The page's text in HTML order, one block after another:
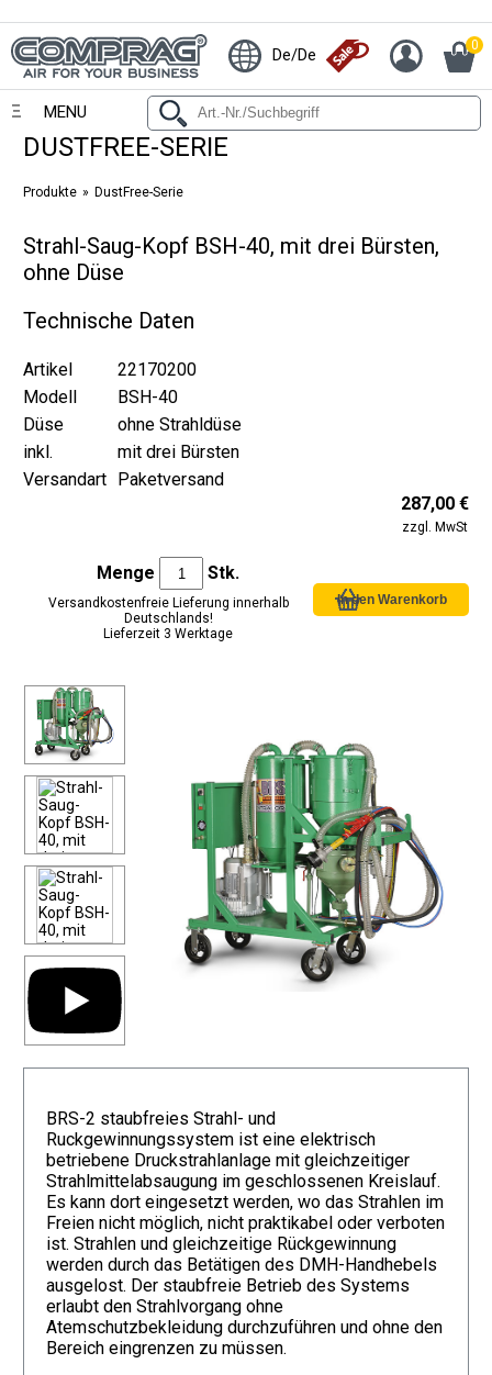
De/De 0
MENU
DUSTFREE-SERIE
Produkte DustFree-Serie
Strahl-Saug-Kopf BSH-40, mit drei Bürsten,
ohne Düse
Technische Daten
Artikel
22170200
Modell
BSH-40
Düse
ohne Strahldüse
inkl.
mit drei Bürsten
Versandart Paketversand
287,00 €
zzgl. MwSt
Menge Stk.
Versandkostenfreie Lieferung innerhalb
Deutschlands!
Lieferzeit 3 Werktage
BRS-2 staubfreies Strahl- und
Ruckgewinnungssystem ist eine elektrisch
betriebene Druckstrahlanlage mit gleichzeitiger
Strahlmittelabsaugung im geschlossenen Kreislauf.
Es kann dort eingesetzt werden, wo das Strahlen im
Freien nicht möglich, nicht praktikabel oder verboten
ist. Strahlen und gleichzeitige Rückgewinnung
werden durch das Betätigen des DMH-Handhebels
ausgelost. Der staubfreie Betrieb des Systems
erlaubt den Strahlvorgang ohne
Atemschutzbekleidung durchzuführen und ohne den
Bereich eingrenzen zu müssen.